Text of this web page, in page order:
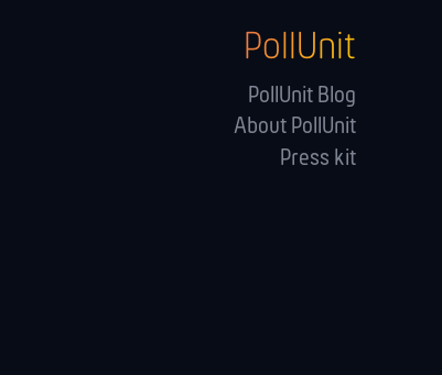
PollUnit
PollUnit Blog
About PollUnit
Press kit